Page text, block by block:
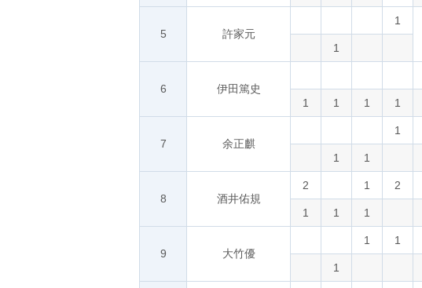
5 許家元
1
1
6 伊田篤史
1
1 1 1
7 余正麒
1
1
1
8 酒井佑規
2 1 2
1
1 1
9 大竹優
1 1
1